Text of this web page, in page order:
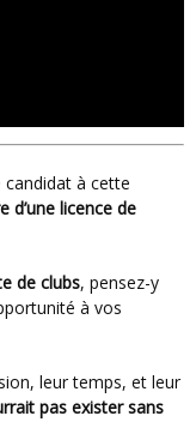
candidat à cette
d’une licence de
de clubs, pensez-y
à vos
pas exister sans